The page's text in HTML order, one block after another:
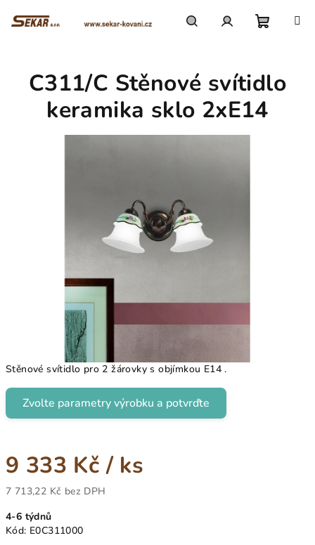
košík
Stěnové svítidlo pro 2 žárovky s objímkou E14 .
Zvolte parametry výrobku a potvrďte
9 333 Kč / ks
7 713,22 Kč bez DPH
cena:
4-6 týdnů
Kód: E0C311000
C311/C Stěnové svítidlo
keramika sklo 2xE14